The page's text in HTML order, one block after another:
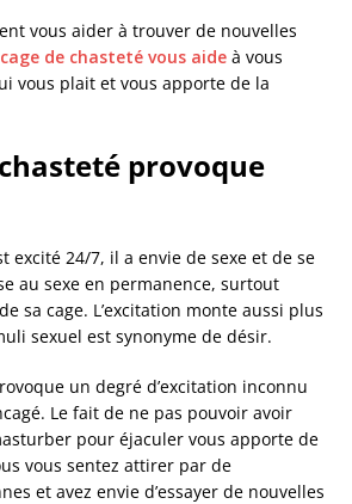
vous aider à trouver de nouvelles
de chasteté vous aide à vous
vous plait et vous apporte de la
provoque
excité 24/7, il a envie de sexe et de se
au sexe en permanence, surtout
sa cage. L’excitation monte aussi plus
sexuel est synonyme de désir.
un degré d’excitation inconnu
Le fait de ne pas pouvoir avoir
pour éjaculer vous apporte de
vous sentez attirer par de
et avez envie d’essayer de nouvelles